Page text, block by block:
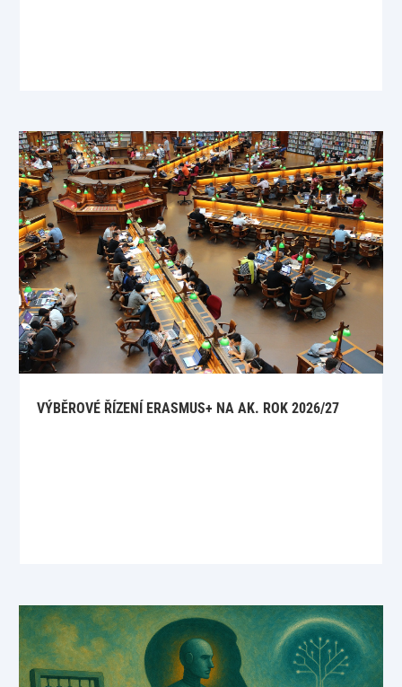
VÝBĚROVÉ ŘÍZENÍ ERASMUS+ NA AK. ROK 2026/27